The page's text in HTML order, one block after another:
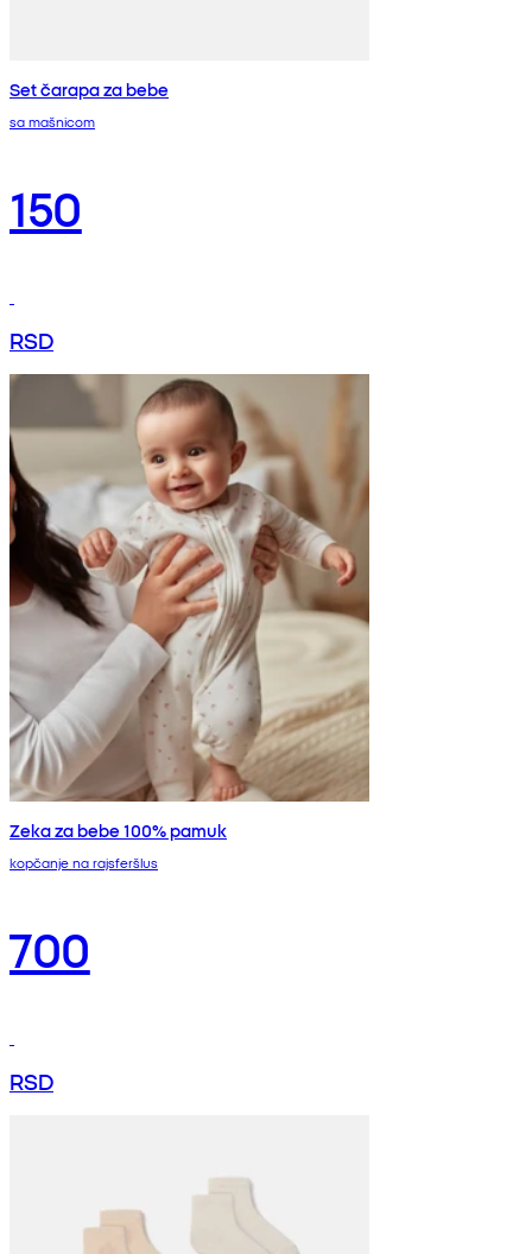
Set čarapa za bebe
sa mašnicom
150
RSD
Zeka za bebe 100% pamuk
kopčanje na rajsferšlus
700
RSD